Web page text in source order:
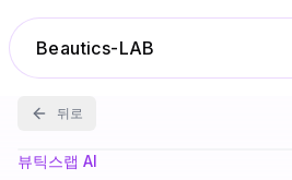
Beautics-LAB
랭킹
뒤로
뷰틱스랩 AI